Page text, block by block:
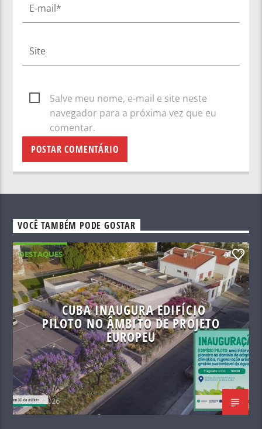
Salve meu nome, e-mail e site neste
navegador para a próxima vez que eu
comentar.
VOCÊ TAMBÉM PODE GOSTAR
DESTAQUES 0
CUBA INAUGURA EDIFÍCIO
PILOTO NO ÂMBITO DE PROJETO
EUROPEU
07/08/2026